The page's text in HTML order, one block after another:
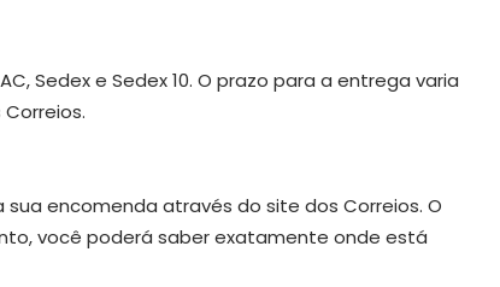
Sedex e Sedex 10. O prazo para a entrega varia
encomenda através do site dos Correios. O
você poderá saber exatamente onde está